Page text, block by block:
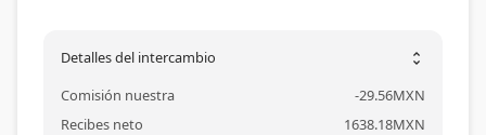
Detalles del intercambio unfold_more
Comisión nuestra -29.56MXN
Recibes neto
1638.18MXN